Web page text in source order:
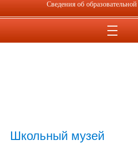
Школьный музей
Сведения об